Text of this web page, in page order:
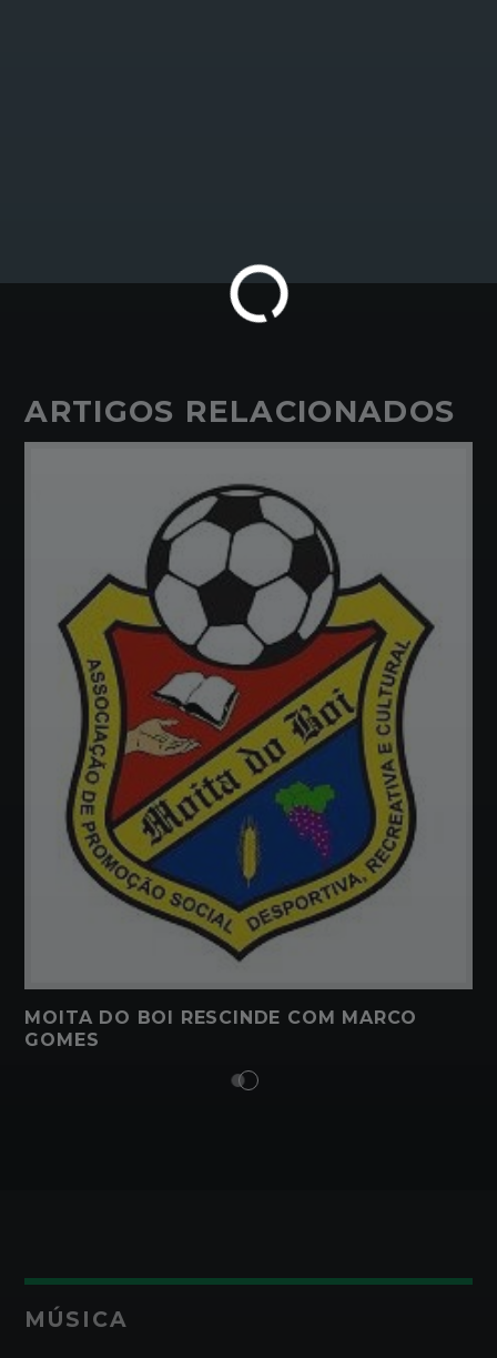
ARTIGOS RELACIONADOS
MOITA DO BOI RESCINDE COM MARCO
GOMES
MÚSICA